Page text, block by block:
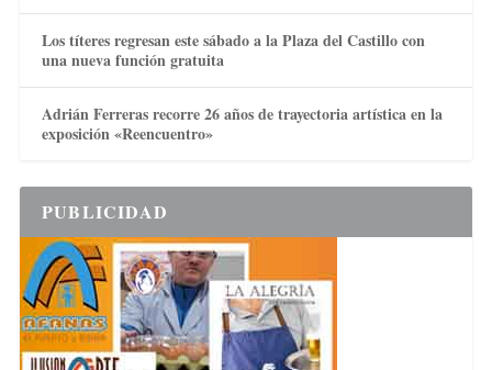
Los títeres regresan este sábado a la Plaza del Castillo con
una nueva función gratuita
Adrián Ferreras recorre 26 años de trayectoria artística en la
exposición «Reencuentro»
PUBLICIDAD